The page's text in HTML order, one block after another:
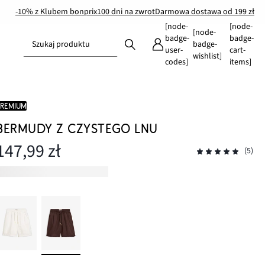
-10% z Klubem bonprix100 dni na zwrotDarmowa dostawa od 199 zł
Szukaj produktu
[node-
badge-
user-
codes]
[node-
badge-
wishlist]
[node-
badge-
cart-
items]
Z CZYSTEGO LNU
zł (5)